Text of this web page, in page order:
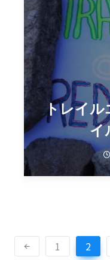
トレイ
イ
1 2